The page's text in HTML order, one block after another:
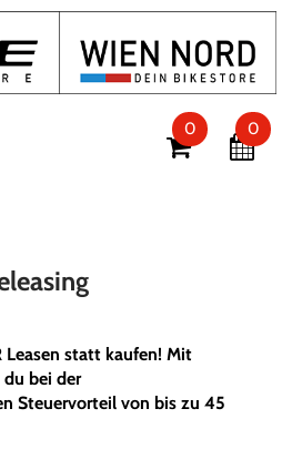
0 0
Leasen statt kaufen! Mit
du bei der
Steuervorteil von bis zu 45